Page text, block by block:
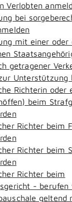
Verlobten
bei
mit einer oder
getragener
Unterstützung
Richterin oder
beim
Richter beim
Richter beim
Richter beim
- berufen
geltend